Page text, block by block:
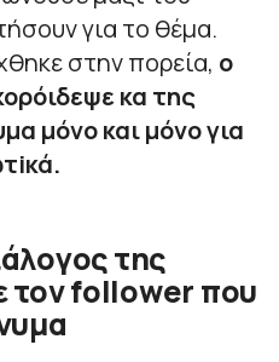
για το θέμα.
στην πορεία, ο
κα της
μόνο και μόνο για
της
τον follower που